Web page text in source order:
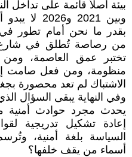
بيئة أصلاً قائمة على تداخل
وبين 2021
بقدر ما نحن أمام تطور في
من رصاصة تُطلق في شارع
تختبر عمق العاصمة، ومن
منظومة، ومن فعل صامت
الاشتباك لم تعد محصورة
وفي النهاية يبقى السؤال
يحدث مجرد حوادث أمنية
إعادة تشكيل تدريجية
السياسة بلغة أمنية،
أسماء من يقف خلفها؟